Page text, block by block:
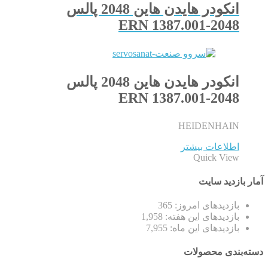
انکودر هایدن هاین 2048 پالس
ERN 1387.001-2048
انکودر هایدن هاین 2048 پالس
ERN 1387.001-2048
HEIDENHAIN
اطلاعات بیشتر
Quick View
آمار بازدید سایت
بازدیدهای امروز: 365
بازدیدهای این هفته: 1,958
بازدیدهای این ماه: 7,955
دسته‌بندی محصولات